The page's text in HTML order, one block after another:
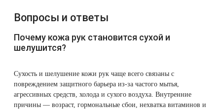
Вопросы и ответы
Почему кожа рук становится сухой и
шелушится?
Сухость и шелушение кожи рук чаще всего связаны с
повреждением защитного барьера из-за частого мытья,
агрессивных средств, холода и сухого воздуха. Внутренние
причины — возраст, гормональные сбои, нехватка витаминов и